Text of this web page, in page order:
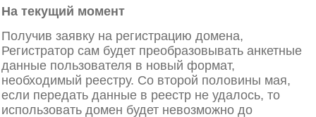
На текущий момент
Получив заявку на регистрацию домена,
Регистратор сам будет преобразовывать анкетные
данные пользователя в новый формат,
необходимый реестру. Со второй половины мая,
если передать данные в реестр не удалось, то
использовать домен будет невозможно до